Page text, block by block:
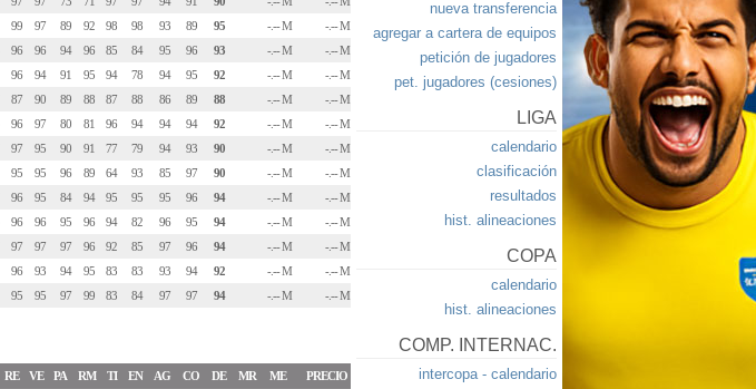
99 97 89 92 98 98 93 89 95 -.-- M
-.-- M
96 96 94 96 85 84 95 96 93 -.-- M
-.-- M
96 94 91 95 94 78 94 95 92 -.-- M
-.-- M
87 90 89 88 87 88 86 89 88 -.-- M
-.-- M
96 97 80 81 96 94 94 94 92 -.-- M
-.-- M
97 95 90 91 77 79 94 93 90 -.-- M
-.-- M
95 95 96 89 64 93 85 97 90 -.-- M
-.-- M
96 95 84 94 95 95 95 96 94 -.-- M
-.-- M
96 96 95 96 94 82 96 95 94 -.-- M
-.-- M
97 97 97 96 92 85 97 96 94 -.-- M
-.-- M
96 93 94 95 83 83 93 94 92 -.-- M
-.-- M
95 95 97 99 83 84 97 97 94 -.-- M -.-- M
RE VE PA RM TI EN AG CO DE MR ME
PRECIO
nueva transferencia
agregar a cartera de equipos
petición de jugadores
pet. jugadores (cesiones)
LIGA
calendario
clasificación
resultados
hist. alineaciones
COPA
calendario
hist. alineaciones
COMP. INTERNAC.
intercopa - calendario